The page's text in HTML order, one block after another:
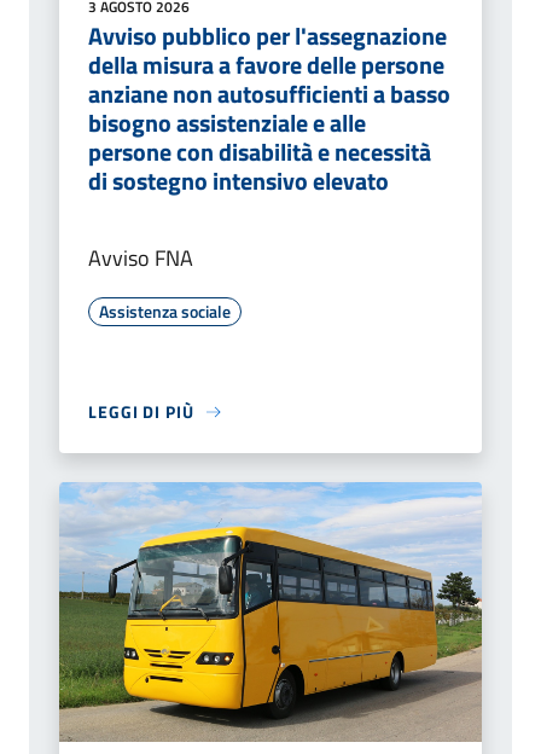
3 AGOSTO 2026
Avviso pubblico per l'assegnazione
della misura a favore delle persone
anziane non autosufficienti a basso
bisogno assistenziale e alle
persone con disabilità e necessità
di sostegno intensivo elevato
Avviso FNA
Assistenza sociale
LEGGI DI PIÙ